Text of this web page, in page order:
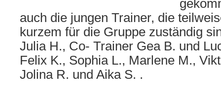
auch die jungen Trainer, die
kurzem für die Gruppe zuständig
Julia H., Co- Trainer Gea B. und
Felix K., Sophia L., Marlene M.,
Jolina R. und Aika S. .